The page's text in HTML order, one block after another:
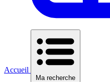
Accueil
Ma recherche